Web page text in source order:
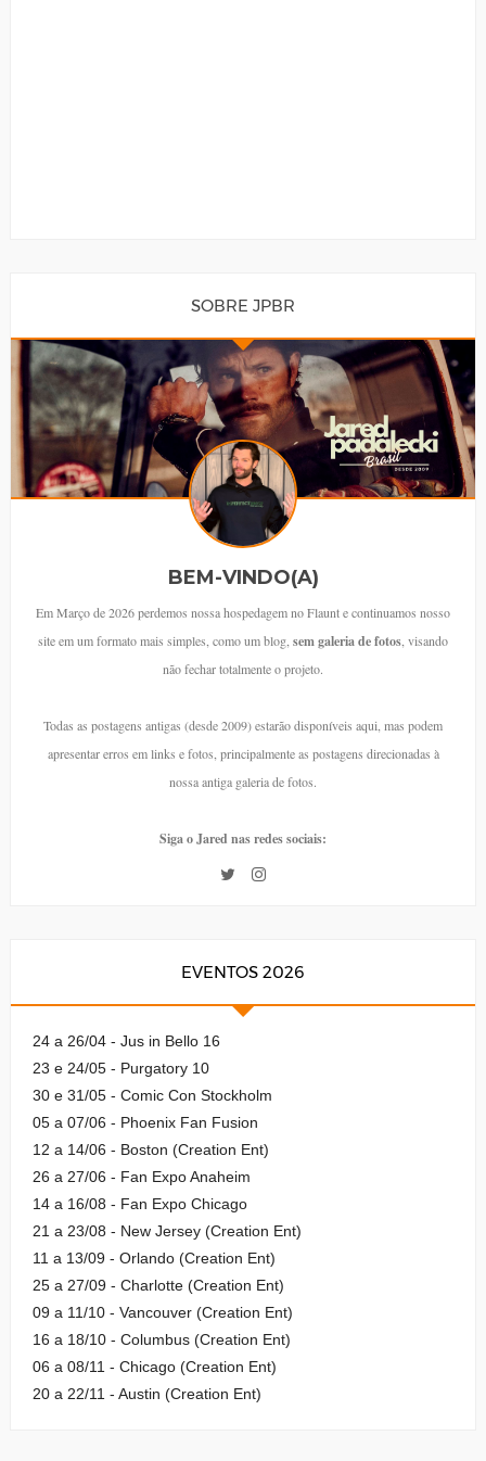
SOBRE JPBR
BEM-VINDO(A)
Em Março de 2026 perdemos nossa hospedagem no Flaunt e continuamos nosso
site em um formato mais simples, como um blog, sem galeria de fotos , visando
não fechar totalmente o projeto.
Todas as postagens antigas (desde 2009) estarão disponíveis aqui, mas podem
apresentar erros em links e fotos, principalmente as postagens direcionadas à
nossa antiga galeria de fotos.
Siga o Jared nas redes sociais:
EVENTOS 2026
24 a 26/04 - Jus in Bello 16
23 e 24/05 - Purgatory 10
30 e 31/05 - Comic Con Stockholm
05 a 07/06 - Phoenix Fan Fusion
12 a 14/06 - Boston (Creation Ent)
26 a 27/06 - Fan Expo Anaheim
14 a 16/08 - Fan Expo Chicago
21 a 23/08 - New Jersey (Creation Ent)
11 a 13/09 - Orlando (Creation Ent)
25 a 27/09 - Charlotte (Creation Ent)
09 a 11/10 - Vancouver (Creation Ent)
16 a 18/10 - Columbus (Creation Ent)
06 a 08/11 - Chicago (Creation Ent)
20 a 22/11 - Austin (Creation Ent)